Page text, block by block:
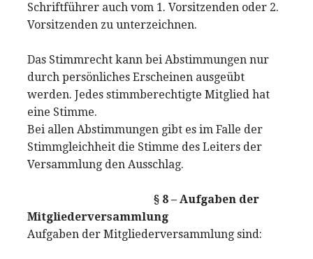
Schriftführer auch vom 1. Vorsitzenden oder 2.
Vorsitzenden zu unterzeichnen.
Das Stimmrecht kann bei Abstimmungen nur
durch persönliches Erscheinen ausgeübt
werden. Jedes stimmberechtigte Mitglied hat
eine Stimme.
Bei allen Abstimmungen gibt es im Falle der
Stimmgleichheit die Stimme des Leiters der
Versammlung den Ausschlag.
§ 8 – Aufgaben der
Mitgliederversammlung
Aufgaben der Mitgliederversammlung sind: